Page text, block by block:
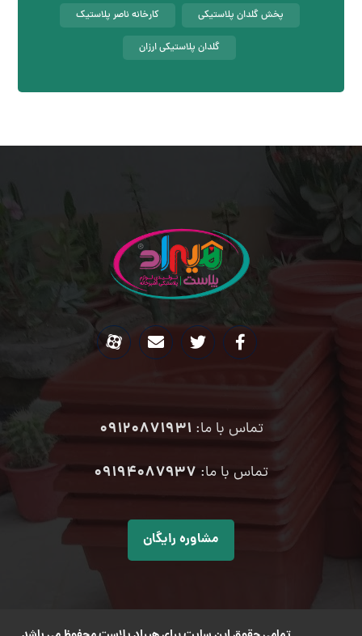
پخش گلدان پلاستیکی کارخانه ناصر پلاستیک
گلدان پلاستیکی ارزان
تماس با ما:09120871931
تماس با ما: ۰۹۱۹۴۰۸۷۹۳۷
مشاوره رایگان